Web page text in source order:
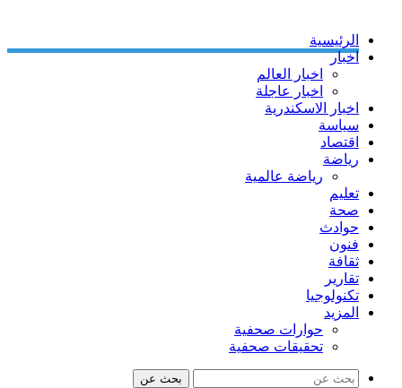
الرئيسية
اخبار
اخبار العالم
اخبار عاجلة
اخبار الاسكندرية
سياسة
اقتصاد
رياضة
رياضة عالمية
تعليم
صحة
حوادث
فنون
ثقافة
تقارير
تكنولوجيا
المزيد
حوارات صحفية
تحقيقات صحفية
بحث عن